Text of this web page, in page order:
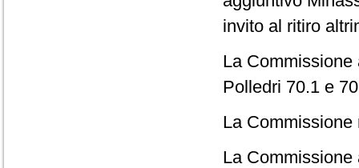
invito al ritiro
La
Polledri 70.1 e
La
La Commissione